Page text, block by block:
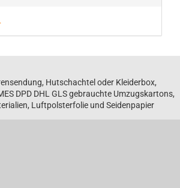
Hutschachtel oder Kleiderbox,
DPD DHL GLS gebrauchte Umzugskartons,
Luftpolsterfolie und Seidenpapier